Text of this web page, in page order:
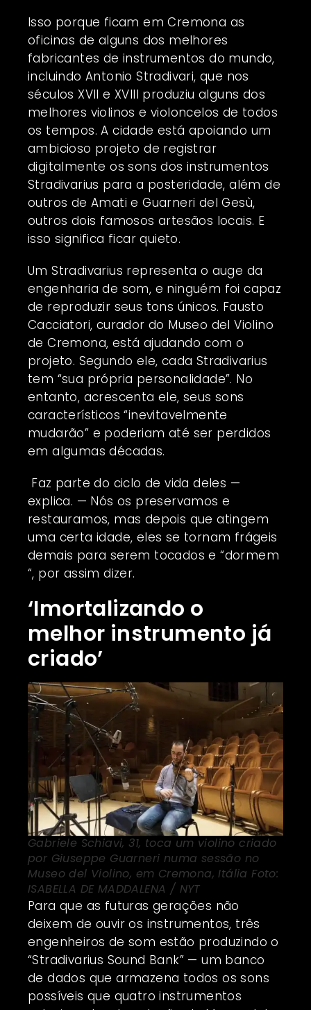
Isso porque ficam em Cremona as
oficinas de alguns dos melhores
fabricantes de instrumentos do mundo,
incluindo Antonio Stradivari, que nos
séculos XVII e XVIII produziu alguns dos
melhores violinos e violoncelos de todos
os tempos. A cidade está apoiando um
ambicioso projeto de registrar
digitalmente os sons dos instrumentos
Stradivarius para a posteridade, além de
outros de Amati e Guarneri del Gesù,
outros dois famosos artesãos locais. E
isso significa ficar quieto.
Um Stradivarius representa o auge da
engenharia de som, e ninguém foi capaz
de reproduzir seus tons únicos. Fausto
Cacciatori, curador do Museo del Violino
de Cremona, está ajudando com o
projeto. Segundo ele, cada Stradivarius
tem “sua própria personalidade”. No
entanto, acrescenta ele, seus sons
característicos “inevitavelmente
mudarão” e poderiam até ser perdidos
em algumas décadas.
Faz parte do ciclo de vida deles —
explica. — Nós os preservamos e
restauramos, mas depois que atingem
uma certa idade, eles se tornam frágeis
demais para serem tocados e “dormem
“, por assim dizer.
‘Imortalizando o
melhor instrumento já
criado’
Gabriele Schiavi, 31, toca um violino criado
por Giuseppe Guarneri numa sessão no
Museo del Violino, em Cremona, Itália Foto:
ISABELLA DE MADDALENA / NYT
Para que as futuras gerações não
deixem de ouvir os instrumentos, três
engenheiros de som estão produzindo o
“Stradivarius Sound Bank” — um banco
de dados que armazena todos os sons
possíveis que quatro instrumentos